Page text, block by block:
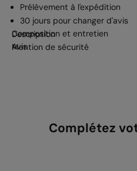
Prélèvement à l'expédition
30 jours pour changer d'avis
Description
Composition et entretien
Mention de sécurité
Avis
Complétez